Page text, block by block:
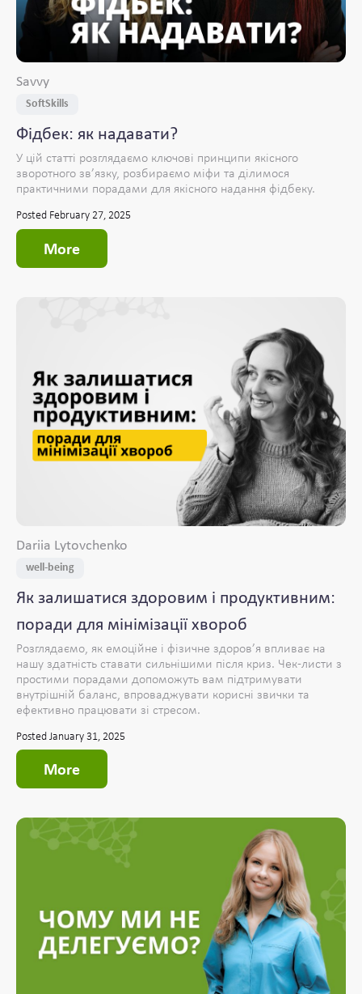
Savvy
SoftSkills
Фідбек: як надавати?
У цій статті розглядаємо ключові принципи якісного
зворотного зв’язку, розбираємо міфи та ділимося
практичними порадами для якісного надання фідбеку.
Posted February 27, 2025
More
Dariia Lytovchenko
well-being
Як залишатися здоровим і продуктивним:
поради для мінімізації хвороб
Розглядаємо, як емоційне і фізичне здоров’я впливає на
нашу здатність ставати сильнішими після криз. Чек-листи з
простими порадами допоможуть вам підтримувати
внутрішній баланс, впроваджувати корисні звички та
ефективно працювати зі стресом.
Posted January 31, 2025
More